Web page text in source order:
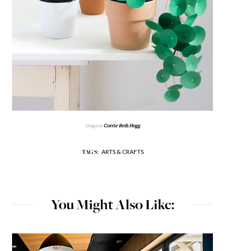
Imagens Corrie Beth Hogg
TAGS: ARTS & CRAFTS
You Might Also Like: